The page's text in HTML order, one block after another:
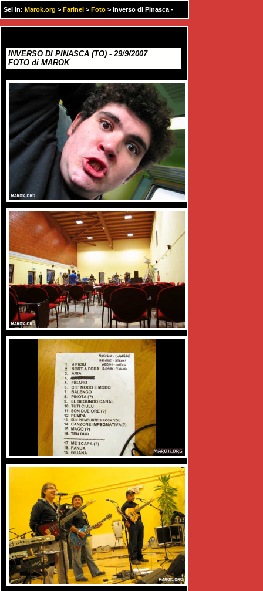
Sei in: Marok.org > Farinei > Foto > Inverso di Pinasca -
29/9/2007
INVERSO DI PINASCA (TO) - 29/9/2007
FOTO di MAROK